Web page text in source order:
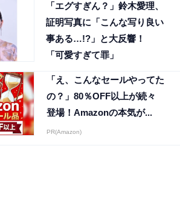
「エグすぎん？」鈴木愛理、
証明写真に「こんな写り良い
事ある…!?」と大反響！
「可愛すぎて罪」
「え、こんなセールやってた
の？」80％OFF以上が続々
登場！Amazonの本気が...
PR(Amazon)